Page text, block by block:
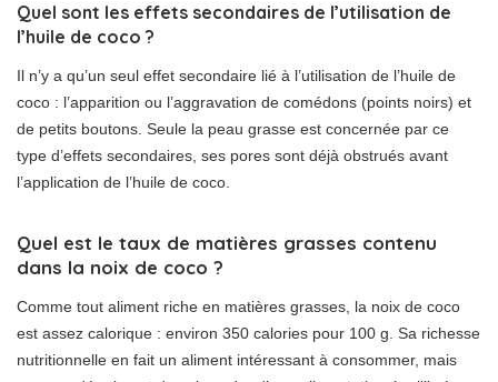
Quel sont les effets secondaires de l’utilisation de
l’huile de coco ?
Il n’y a qu’un seul effet secondaire lié à l’utilisation de l’huile de
coco : l’apparition ou l’aggravation de comédons (points noirs) et
de petits boutons. Seule la peau grasse est concernée par ce
type d’effets secondaires, ses pores sont déjà obstrués avant
l’application de l’huile de coco.
Quel est le taux de matières grasses contenu
dans la noix de coco ?
Comme tout aliment riche en matières grasses, la noix de coco
est assez calorique : environ 350 calories pour 100 g. Sa richesse
nutritionnelle en fait un aliment intéressant à consommer, mais